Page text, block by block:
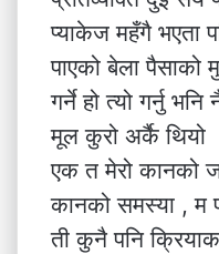
प्याकेज महँगै भएता
पाएको बेला
गर्ने हो त्यो गर्नु
मूल कुरो अर्कै थियो
एक त मेरो कानको
कानको समस्या , म
ती कुनै पनि